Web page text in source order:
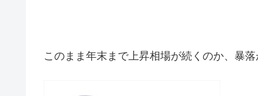
このまま年末まで上昇相場が続くのか、暴